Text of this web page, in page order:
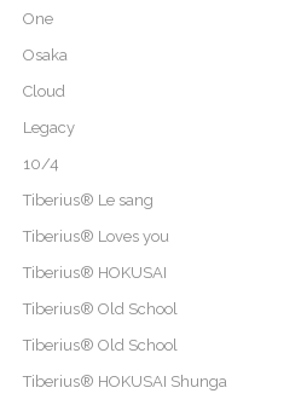
One
Osaka
Cloud
Legacy
10/4
Tiberius® Le sang
Tiberius® Loves you
Tiberius® HOKUSAI
Tiberius® Old School
Tiberius® Old School
Tiberius® HOKUSAI Shunga